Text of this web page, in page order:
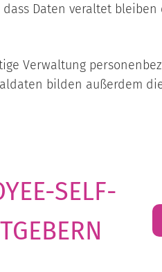
Daten veraltet
Verwaltung
bilden außerdem
SELF-